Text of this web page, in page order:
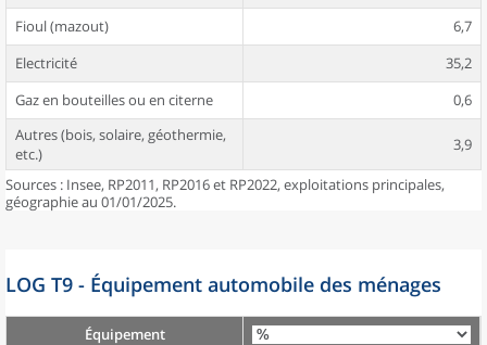
Fioul (mazout)
6,7
Electricité
35,2
Gaz en bouteilles ou en citerne
0,6
Autres (bois, solaire, géothermie,
etc.)
3,9
Sources : Insee, RP2011, RP2016 et RP2022, exploitations principales,
géographie au 01/01/2025.
LOG T9 - Équipement automobile des ménages
Équipement